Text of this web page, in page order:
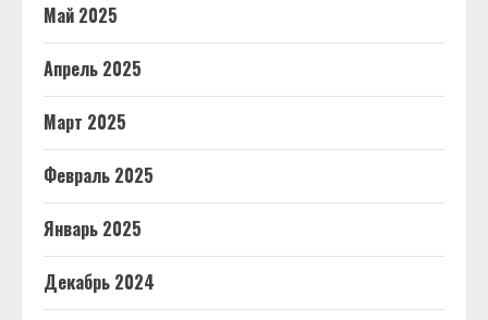
Май 2025
Апрель 2025
Март 2025
Февраль 2025
Январь 2025
Декабрь 2024